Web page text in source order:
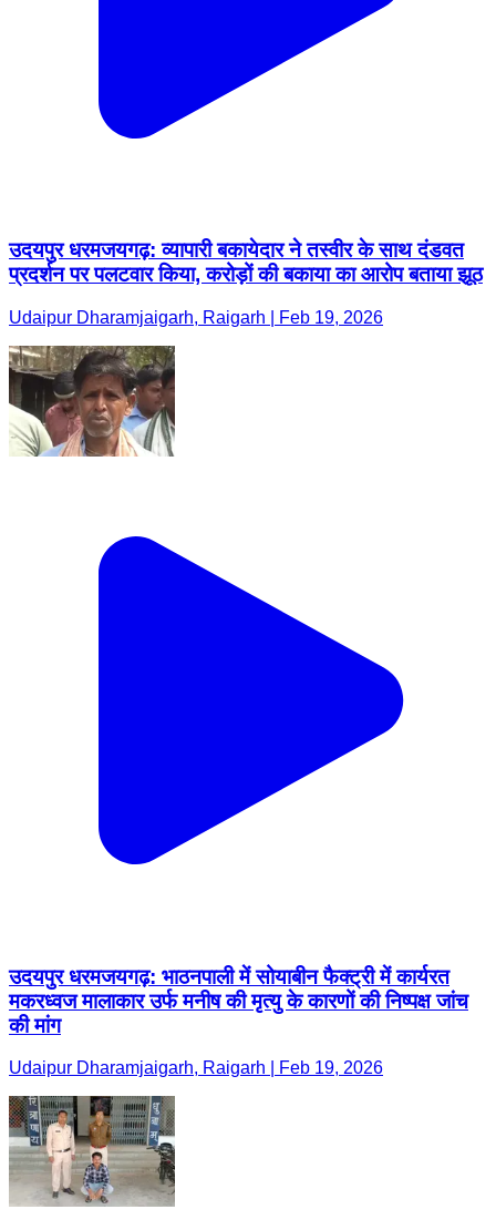
उदयपुर धरमजयगढ़: व्यापारी बकायेदार ने तस्वीर के साथ दंडवत
प्रदर्शन पर पलटवार किया, करोड़ों की बकाया का आरोप बताया झूठ
Udaipur Dharamjaigarh, Raigarh | Feb 19, 2026
उदयपुर धरमजयगढ़: भाठनपाली में सोयाबीन फैक्ट्री में कार्यरत
मकरध्वज मालाकार उर्फ मनीष की मृत्यु के कारणों की निष्पक्ष जांच
की मांग
Udaipur Dharamjaigarh, Raigarh | Feb 19, 2026